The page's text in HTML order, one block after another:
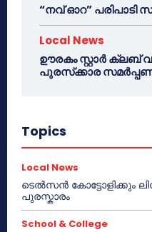
“നവ് ഓറ” പരിപാടി
Local News
ഊരകം സ്റ്റാർ ക്ലബ്
പുരസ്‌ക്കാര
Topics
Local News
ടെൽസൻ കോട്ടോളിക്കും
പുരസ്കാരം
School & College